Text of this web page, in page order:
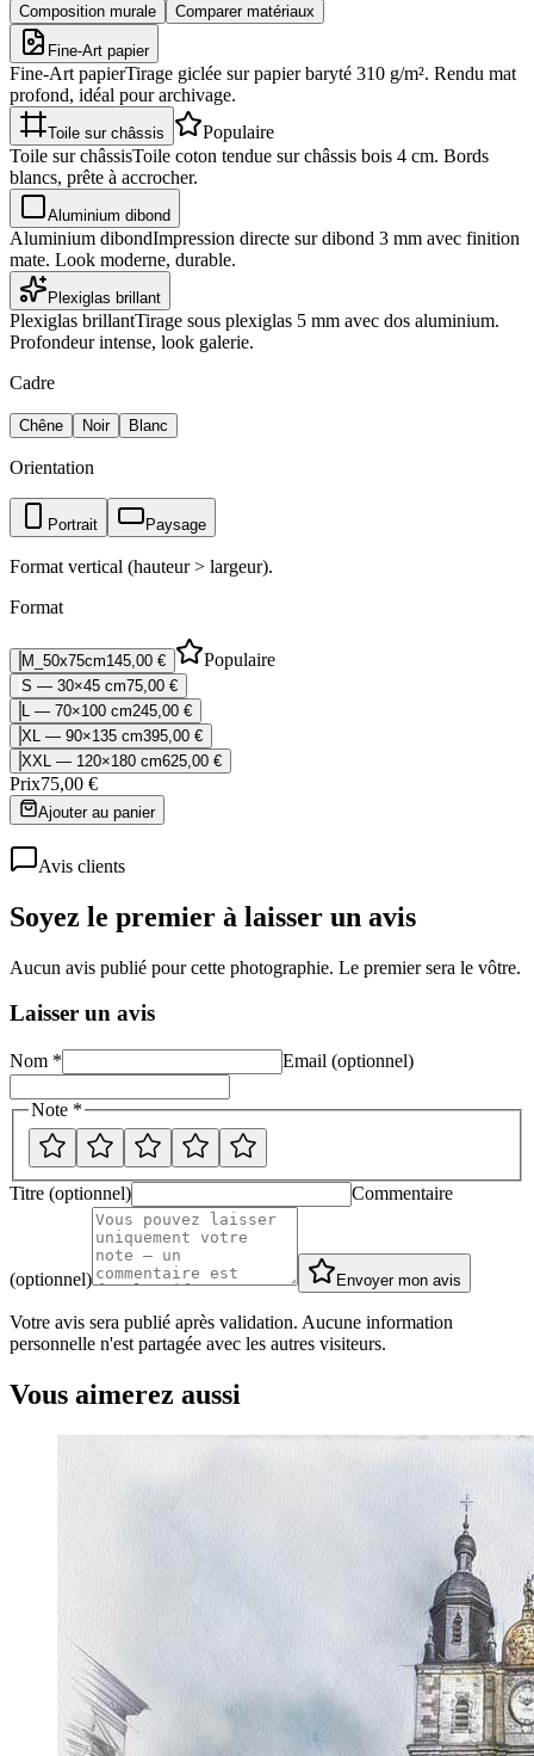
Composition murale Comparer matériaux
Fine-Art papier
Fine-Art papierTirage giclée sur papier baryté 310 g/m². Rendu mat
profond, idéal pour archivage.
Toile sur châssis
Populaire
Toile sur châssisToile coton tendue sur châssis bois 4 cm. Bords
blancs, prête à accrocher.
Aluminium dibond
Aluminium dibondImpression directe sur dibond 3 mm avec finition
mate. Look moderne, durable.
Plexiglas brillant
Plexiglas brillantTirage sous plexiglas 5 mm avec dos aluminium.
Profondeur intense, look galerie.
Cadre
Chêne Noir Blanc
Orientation
Portrait Paysage
Format vertical (hauteur > largeur).
Format
M_50x75cm145,00 € Populaire
S — 30×45 cm75,00 €
L — 70×100 cm245,00 €
XL — 90×135 cm395,00 €
XXL — 120×180 cm625,00 €
Prix75,00 €
Ajouter au panier
Avis clients
Soyez le premier à laisser un avis
Aucun avis publié pour cette photographie. Le premier sera le vôtre.
Laisser un avis
Nom * Email (optionnel)
Note *
Titre (optionnel) Commentaire
(optionnel) Envoyer mon avis
Votre avis sera publié après validation. Aucune information
personnelle n'est partagée avec les autres visiteurs.
Vous aimerez aussi